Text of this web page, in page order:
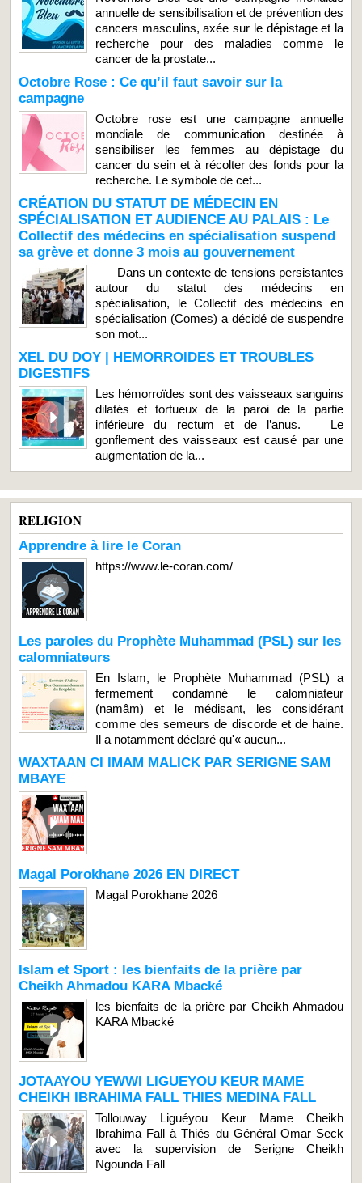
annuelle de sensibilisation et de prévention des
cancers masculins, axée sur le dépistage et la
recherche pour des maladies comme le
cancer de la prostate...
Octobre Rose : Ce qu’il faut savoir sur la
campagne
Octobre rose est une campagne annuelle
mondiale de communication destinée à
sensibiliser les femmes au dépistage du
cancer du sein et à récolter des fonds pour la
recherche. Le symbole de cet...
CRÉATION DU STATUT DE MÉDECIN EN
SPÉCIALISATION ET AUDIENCE AU PALAIS : Le
Collectif des médecins en spécialisation suspend
sa grève et donne 3 mois au gouvernement
Dans un contexte de tensions persistantes
autour du statut des médecins en
spécialisation, le Collectif des médecins en
spécialisation (Comes) a décidé de suspendre
son mot...
XEL DU DOY | HEMORROIDES ET TROUBLES
DIGESTIFS
Les hémorroïdes sont des vaisseaux sanguins
dilatés et tortueux de la paroi de la partie
inférieure du rectum et de l’anus. Le
gonflement des vaisseaux est causé par une
augmentation de la...
RELIGION
Apprendre à lire le Coran
https://www.le-coran.com/
Les paroles du Prophète Muhammad (PSL) sur les
calomniateurs
En Islam, le Prophète Muhammad (PSL) a
fermement condamné le calomniateur
(namâm) et le médisant, les considérant
comme des semeurs de discorde et de haine.
Il a notamment déclaré qu'« aucun...
WAXTAAN CI IMAM MALICK PAR SERIGNE SAM
MBAYE
Magal Porokhane 2026 EN DIRECT
Magal Porokhane 2026
Islam et Sport : les bienfaits de la prière par
Cheikh Ahmadou KARA Mbacké
les bienfaits de la prière par Cheikh Ahmadou
KARA Mbacké
JOTAAYOU YEWWI LIGUEYOU KEUR MAME
CHEIKH IBRAHIMA FALL THIES MEDINA FALL
Tollouway Liguéyou Keur Mame Cheikh
Ibrahima Fall à Thiés du Général Omar Seck
avec la supervision de Serigne Cheikh
Ngounda Fall